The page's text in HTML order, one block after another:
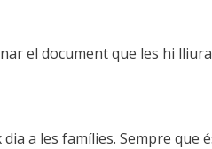
el document que les hi
a les famílies. Sempre